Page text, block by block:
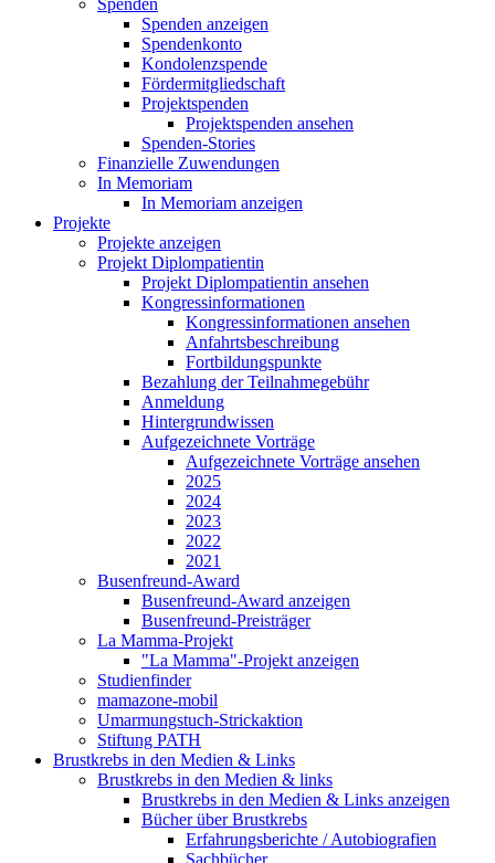
Spenden anzeigen
Spendenkonto
Kondolenzspende
Fördermitgliedschaft
Projektspenden
Projektspenden ansehen
Spenden-Stories
Finanzielle Zuwendungen
In Memoriam
In Memoriam anzeigen
Projekte
Projekte anzeigen
Projekt Diplompatientin
Projekt Diplompatientin ansehen
Kongressinformationen
Kongressinformationen ansehen
Anfahrtsbeschreibung
Fortbildungspunkte
Bezahlung der Teilnahmegebühr
Anmeldung
Hintergrundwissen
Aufgezeichnete Vorträge
Aufgezeichnete Vorträge ansehen
2025
2024
2023
2022
2021
Busenfreund-Award
Busenfreund-Award anzeigen
Busenfreund-Preisträger
La Mamma-Projekt
"La Mamma"-Projekt anzeigen
Studienfinder
mamazone-mobil
Umarmungstuch-Strickaktion
Stiftung PATH
Brustkrebs in den Medien & Links
Brustkrebs in den Medien & links
Brustkrebs in den Medien & Links anzeigen
Bücher über Brustkrebs
Erfahrungsberichte / Autobiografien
Sachbücher